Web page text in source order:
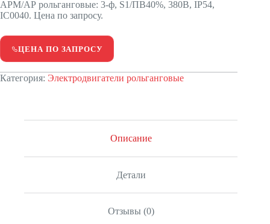
АРМ/АР рольганговые: 3-ф, S1/ПВ40%, 380В, IP54,
IC0040. Цена по запросу.
ЦЕНА ПО ЗАПРОСУ
Категория: Электродвигатели рольганговые
Описание
Детали
Отзывы (0)